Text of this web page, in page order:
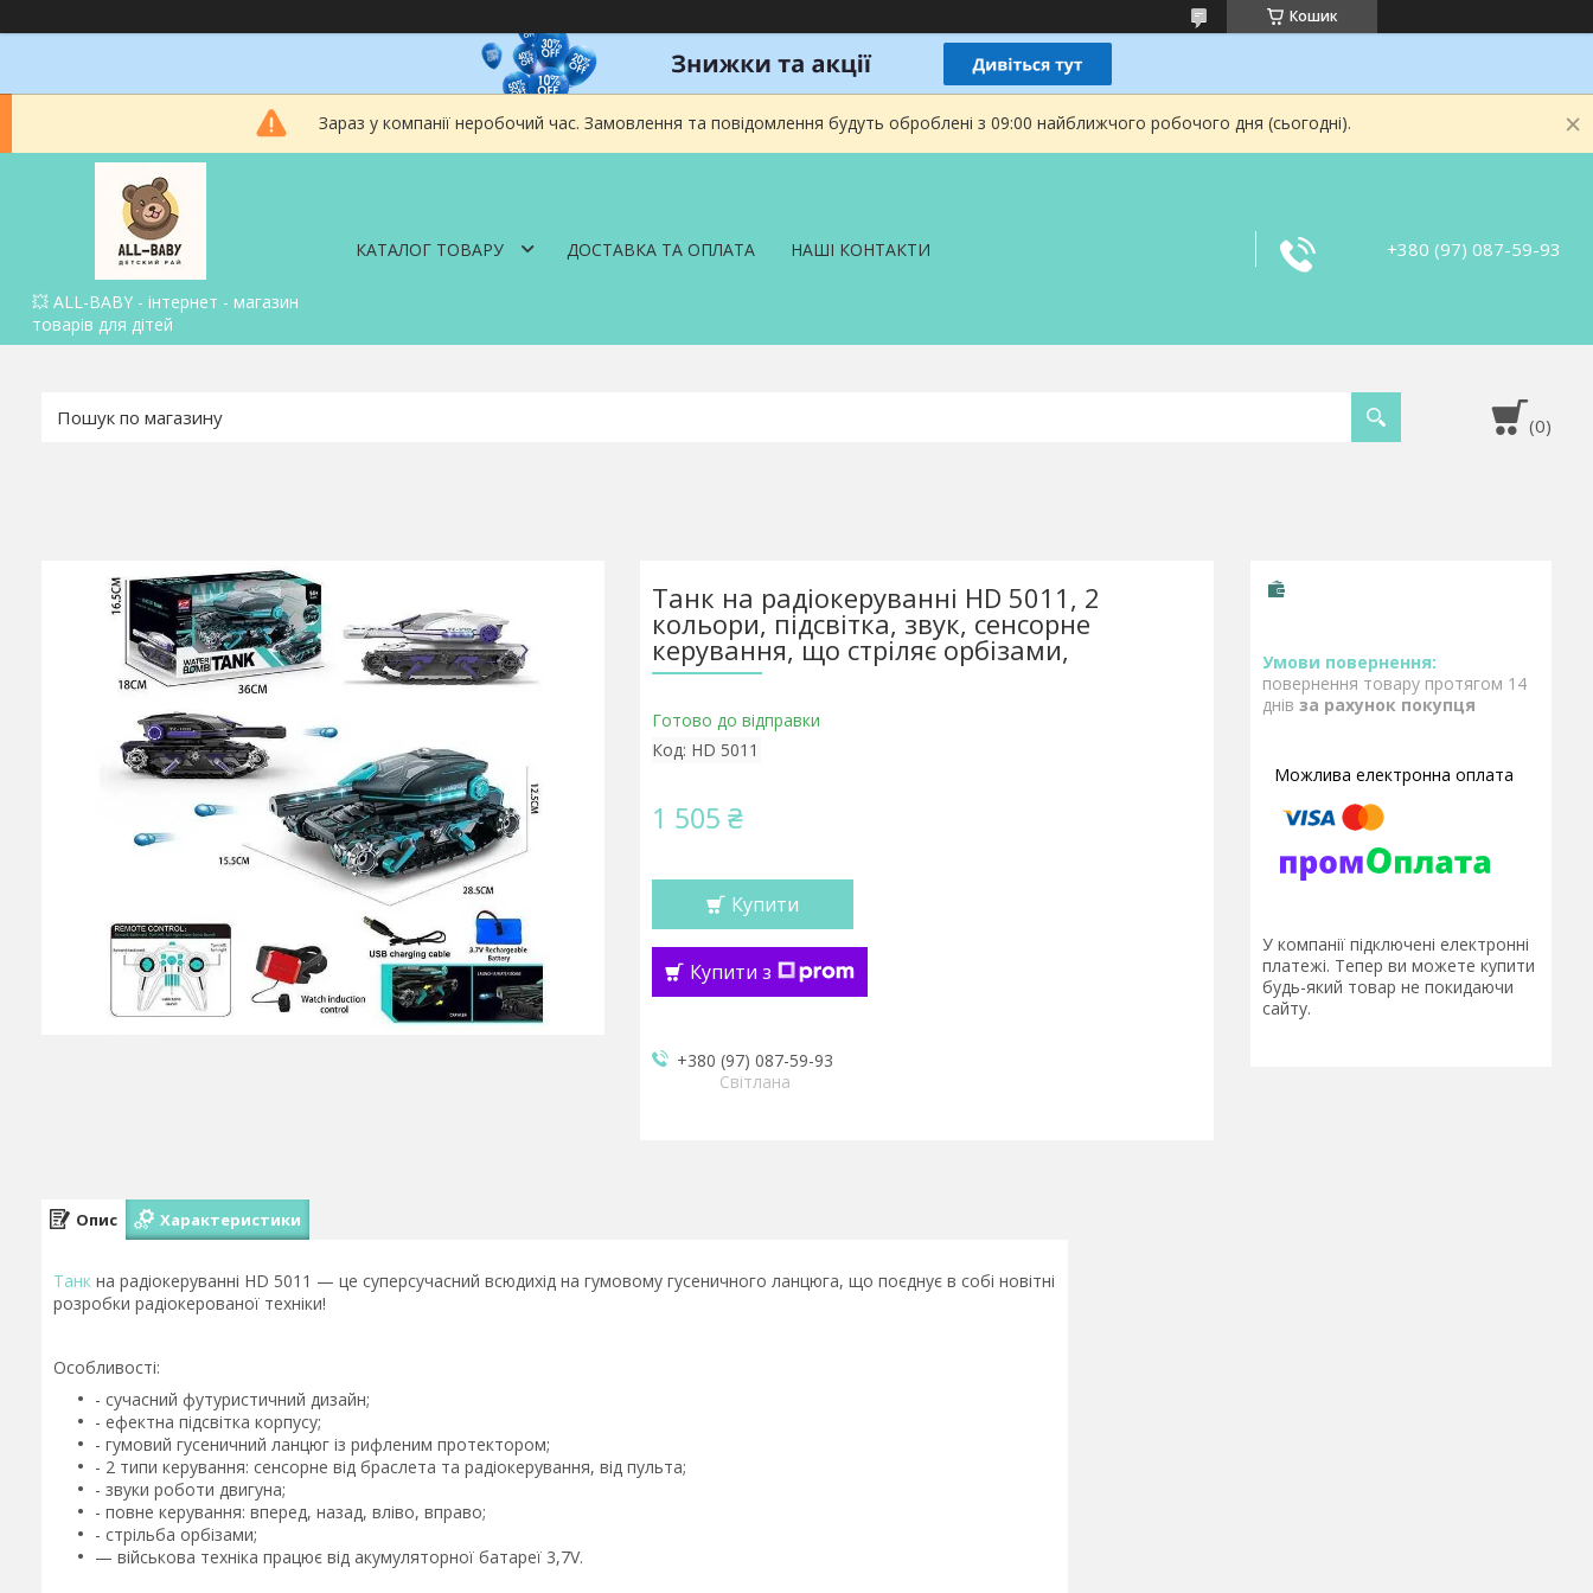
Кошик
Зараз у компанії неробочий час. Замовлення та повідомлення будуть оброблені з 09:00 найближчого робочого дня (сьогодні).
💥 ALL-BABY - інтернет - магазин
товарів для дітей
КАТАЛОГ ТОВАРУ ДОСТАВКА ТА ОПЛАТА НАШІ КОНТАКТИ +380 (97) 087-59-93
Танк на радіокеруванні HD 5011, 2
кольори, підсвітка, звук, сенсорне
керування, що стріляє орбізами,
Готово до відправки
Код: HD 5011
1 505 ₴
Купити
Купити з
+380 (97) 087-59-93
Світлана
повернення товару протягом 14
днів за рахунок покупця
У компанії підключені електронні
платежі. Тепер ви можете купити
будь-який товар не покидаючи
сайту.
Опис Характеристики
Танк на радіокеруванні HD 5011 — це суперсучасний всюдихід на гумовому гусеничного ланцюга, що поєднує в собі новітні
розробки радіокерованої техніки!
Особливості:
- сучасний футуристичний дизайн;
- ефектна підсвітка корпусу;
- гумовий гусеничний ланцюг із рифленим протектором;
- 2 типи керування: сенсорне від браслета та радіокерування, від пульта;
- звуки роботи двигуна;
- повне керування: вперед, назад, вліво, вправо;
- стрільба орбізами;
— військова техніка працює від акумуляторної батареї 3,7V.